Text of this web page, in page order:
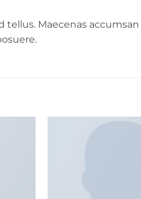
Maecenas